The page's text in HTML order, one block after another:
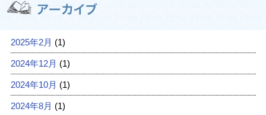
2025年2月 (1)
2024年12月 (1)
2024年10月 (1)
2024年8月 (1)